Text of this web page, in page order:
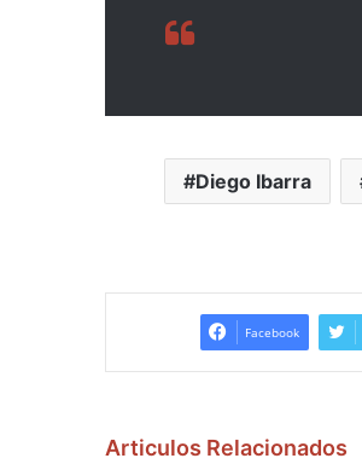
Diego Ibarra
Facebook
Articulos Relacionados